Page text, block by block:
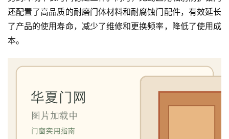
首
页
入
门
还配置了高品质的耐磨门体材料和耐腐蚀门配件，有效延长
了产品的使用寿命，减少了维修和更换频率，降低了使用成
本。